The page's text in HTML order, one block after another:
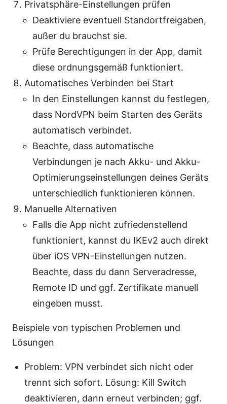
Privatsphäre-Einstellungen prüfen
Deaktiviere eventuell Standortfreigaben,
außer du brauchst sie.
Prüfe Berechtigungen in der App, damit
diese ordnungsgemäß funktioniert.
Automatisches Verbinden bei Start
In den Einstellungen kannst du festlegen,
dass NordVPN beim Starten des Geräts
automatisch verbindet.
Beachte, dass automatische
Verbindungen je nach Akku- und Akku-
Optimierungseinstellungen deines Geräts
unterschiedlich funktionieren können.
Manuelle Alternativen
Falls die App nicht zufriedenstellend
funktioniert, kannst du IKEv2 auch direkt
über iOS VPN-Einstellungen nutzen.
Beachte, dass du dann Serveradresse,
Remote ID und ggf. Zertifikate manuell
eingeben musst.
Beispiele von typischen Problemen und
Lösungen
Problem: VPN verbindet sich nicht oder
trennt sich sofort. Lösung: Kill Switch
deaktivieren, dann erneut verbinden; ggf.